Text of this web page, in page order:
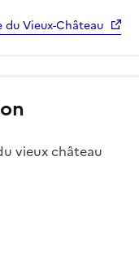
du Vieux-Château
vieux château